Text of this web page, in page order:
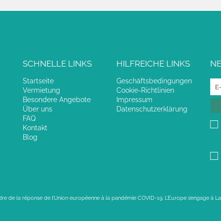
SCHNELLE LINKS
Startseite
Vermietung
Besondere Angebote
Über uns
FAQ
Kontakt
Blog
HILFREICHE LINKS
Geschäftsbedingungen
Cookie-Richtlinien
Impressum
Datenschutzerklärung
de la réponse de l’Union européenne à la pandémie COVID-19. L’Europe s’engage à